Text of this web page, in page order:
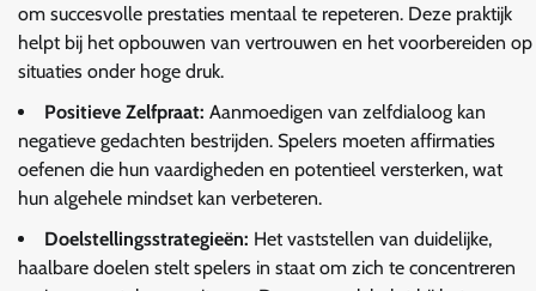
om succesvolle prestaties mentaal te repeteren. Deze praktijk
helpt bij het opbouwen van vertrouwen en het voorbereiden op
situaties onder hoge druk.
Positieve Zelfpraat: Aanmoedigen van zelfdialoog kan
negatieve gedachten bestrijden. Spelers moeten affirmaties
oefenen die hun vaardigheden en potentieel versterken, wat
hun algehele mindset kan verbeteren.
Doelstellingsstrategieën: Het vaststellen van duidelijke,
haalbare doelen stelt spelers in staat om zich te concentreren